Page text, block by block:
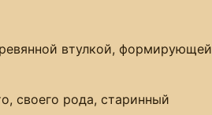
втулкой, формирующей
своего рода, старинный